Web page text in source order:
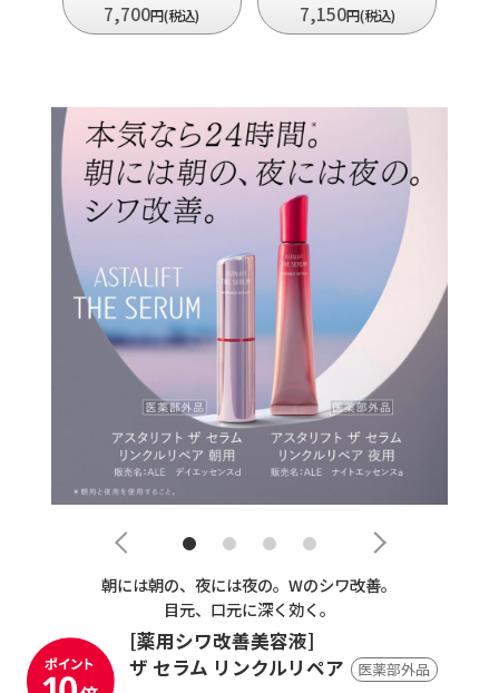
7,700円(税込) 7,150円(税込)
朝には朝の、夜には夜の。Wのシワ改善。
目元、口元に深く効く。
[薬用シワ改善美容液]
ザ セラム リンクルリペア
医薬部外品